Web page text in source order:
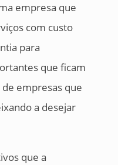
empresa que
com custo
para
que ficam
empresas que
a desejar
que a